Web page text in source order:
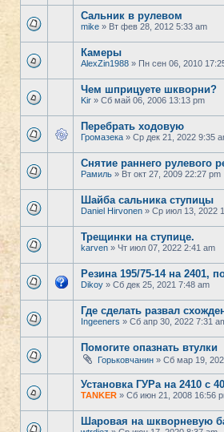
Сальник в рулевом
mike » Вт фев 28, 2012 5:33 am
Камеры
AlexZin1988 » Пн сен 06, 2010
Чем шприцуете шкворни?
Kir » Сб май 06, 2006 13:13 pm
Перебрать ходовую
Громазека » Ср дек 21, 2022 9:35
Снятие раннего рулевого
Рамиль » Вт окт 27, 2009 22:27 pm
Шайба сальника ступицы
Daniel Hirvonen » Ср июл 13, 2022
Трещинки на ступице.
karven » Чт июл 07, 2022 2:41 am
Резина 195/75-14 на 2401,
Dikoy » Сб дек 25, 2021 7:48 am
Где сделать развал
Ingeeners » Сб апр 30, 2022 7:31
Помогите опазнать втулки
Горьковчанин » Сб мар 19,
Установка ГУРа на 2410 с
TANKER » Сб июн 21, 2008 16:56
Шаровая на шкворневую